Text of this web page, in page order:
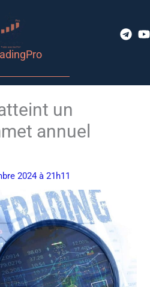
un
annuel
2024 à 21h11